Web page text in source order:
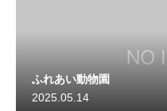
ふれあい動物園
2025.05.14